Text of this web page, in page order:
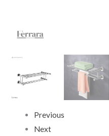
Previous
Next